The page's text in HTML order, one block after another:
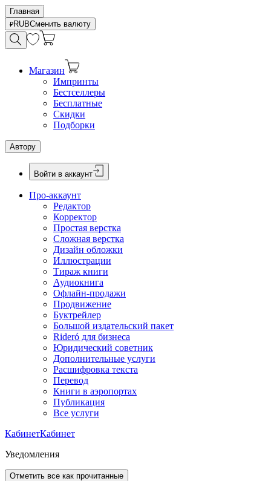
Главная
RUBСменить валюту
Магазин
Импринты
Бестселлеры
Бесплатные
Скидки
Подборки
Автору
Войти в аккаунт
Про-аккаунт
Редактор
Корректор
Простая верстка
Сложная верстка
Дизайн обложки
Иллюстрации
Тираж книги
Аудиокнига
Офлайн-продажи
Продвижение
Буктрейлер
Большой издательский пакет
Rideró для бизнеса
Юридический советник
Дополнительные услуги
Расшифровка текста
Перевод
Книги в аэропортах
Публикация
Все услуги
КабинетКабинет
Уведомления
Отметить все как прочитанные